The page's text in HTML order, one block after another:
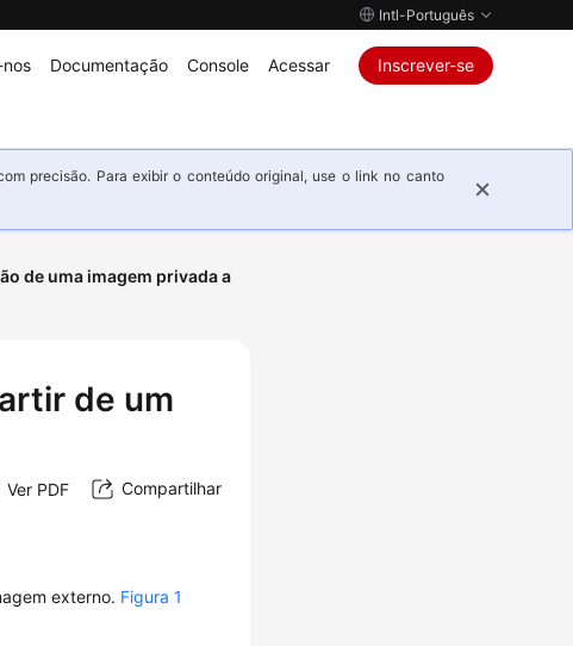
Intl-Português
Documentação Console Acessar Inscrever-se
precisão. Para exibir o conteúdo original, use o link no canto
de uma imagem privada a
de um
Ver PDF Compartilhar
externo. Figura 1